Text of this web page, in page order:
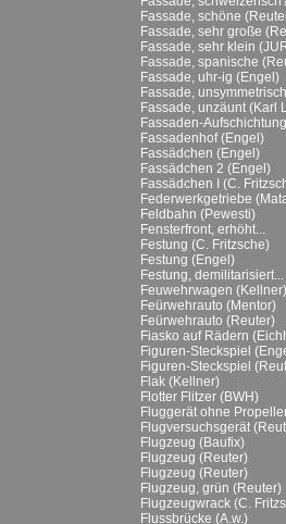
Fassade, schöne
Fassade, sehr große
Fassade, sehr klein
Fassade, spanische
Fassade, uhr-ig (Engel)
Fassade,
Fassade, unzäunt (Karl
Fassaden-
Fassadenhof (Engel)
Fassädchen (Engel)
Fassädchen 2 (Engel)
Fassädchen I (C.
Federwerkgetriebe
Feldbahn (Pewesti)
Fensterfront, erhöht...
Festung (C. Fritzsche)
Festung (Engel)
Festung, demilitarisiert...
Feuwehrwagen (Kellner)
Feürwehrauto (Mentor)
Feürwehrauto (Reuter)
Fiasko auf Rädern
Figuren-Steckspiel
Figuren-Steckspiel
Flak (Kellner)
Flotter Flitzer (BWH)
Fluggerät ohne
Flugversuchsgerät
Flugzeug (Baufix)
Flugzeug (Reuter)
Flugzeug (Reuter)
Flugzeug, grün (Reuter)
Flugzeugwrack (C.
Flussbrücke (A.w.)